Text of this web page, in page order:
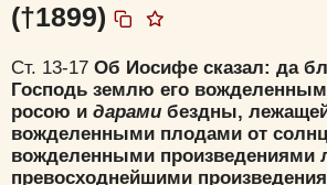
(†1899)
Ст. 13-17 Об Иосифе сказал: да
Господь землю его
росою и дарами бездны,
вожделенными плодами от
вожделенными произведениями
превосходнейшими